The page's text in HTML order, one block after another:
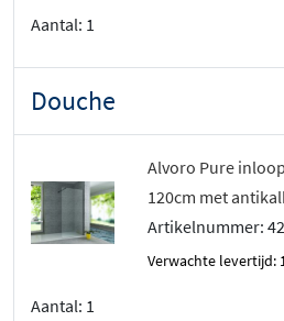
Aantal: 1
Douche
Alvoro Pure
120cm met
Artikelnummer:
Verwachte levertijd:
Aantal: 1